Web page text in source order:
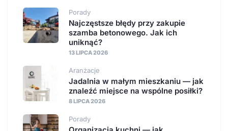
Porady
Najczęstsze błędy przy zakupie
szamba betonowego. Jak ich
uniknąć?
13 LIPCA 2026
Aranżacje
Jadalnia w małym mieszkaniu — jak
znaleźć miejsce na wspólne posiłki?
8 LIPCA 2026
Porady